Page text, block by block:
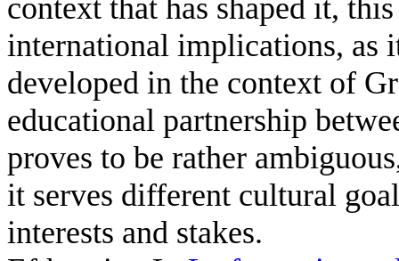
context that has shaped it,
international implications,
developed in the context of
educational partnership
proves to be rather
it serves different cultural
interests and stakes.